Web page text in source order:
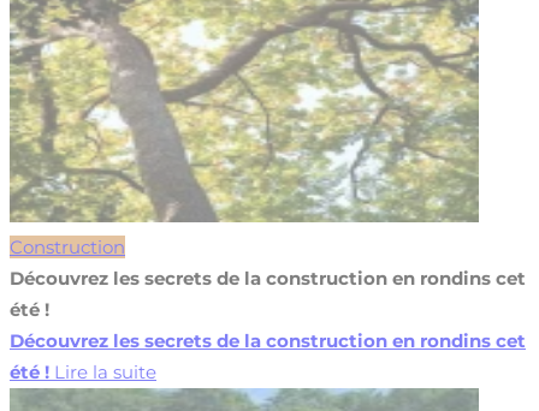
Construction
Découvrez les secrets de la construction en rondins cet
été !
Découvrez les secrets de la construction en rondins cet
été ! Lire la suite